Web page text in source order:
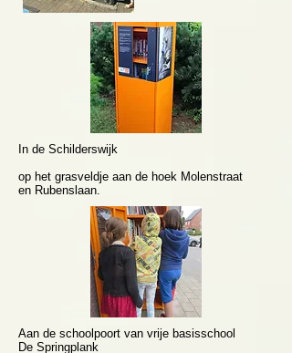
In de Schilderswijk
op het grasveldje aan de hoek Molenstraat
en Rubenslaan.
Aan de schoolpoort van vrije basisschool
De Springplank